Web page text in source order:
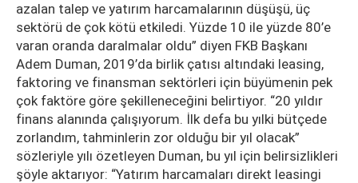
azalan talep ve yatırım harcamalarının düşüşü, üç
sektörü de çok kötü etkiledi. Yüzde 10 ile yüzde 80’e
varan oranda daralmalar oldu” diyen FKB Başkanı
Adem Duman, 2019’da birlik çatısı altındaki leasing,
faktoring ve finansman sektörleri için büyümenin pek
çok faktöre göre şekilleneceğini belirtiyor. “20 yıldır
finans alanında çalışıyorum. İlk defa bu yılki bütçede
zorlandım, tahminlerin zor olduğu bir yıl olacak”
sözleriyle yılı özetleyen Duman, bu yıl için belirsizlikleri
şöyle aktarıyor: “Yatırım harcamaları direkt leasingi